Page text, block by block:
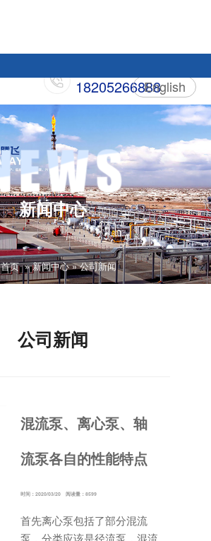
18205266888English
新闻中心
首页 » 新闻中心 » 公司新闻
公司新闻
混流泵、离心泵、轴
流泵各自的性能特点
时间：2020/03/20 阅读量：8599
首先离心泵包括了部分混流
泵，分类应该是径流泵，混流